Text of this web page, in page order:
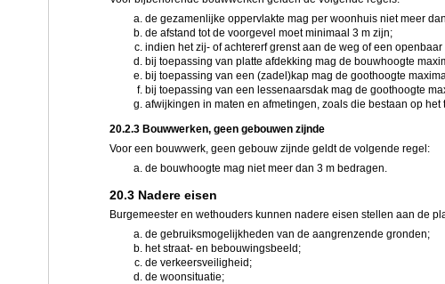
de gezamenlijke oppervlakte mag per woonhuis niet meer
de afstand tot de voorgevel moet minimaal 3 m zijn;
indien het zij- of achtererf grenst aan de weg of een
bij toepassing van platte afdekking mag de bouwhoogte
bij toepassing van een (zadel)kap mag de goothoogte
bij toepassing van een lessenaarsdak mag de goothoogte
afwijkingen in maten en afmetingen, zoals die bestaan op
20.2.3 Bouwwerken, geen gebouwen zijnde
Voor een bouwwerk, geen gebouw zijnde geldt de volgende regel:
de bouwhoogte mag niet meer dan 3 m bedragen.
20.3 Nadere eisen
Burgemeester en wethouders kunnen nadere eisen stellen aan de
de gebruiksmogelijkheden van de aangrenzende gronden;
het straat- en bebouwingsbeeld;
de verkeersveiligheid;
de woonsituatie;